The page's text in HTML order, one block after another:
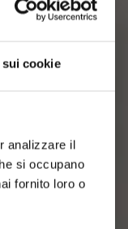
cookie
analizzare il
si occupano
fornito loro o